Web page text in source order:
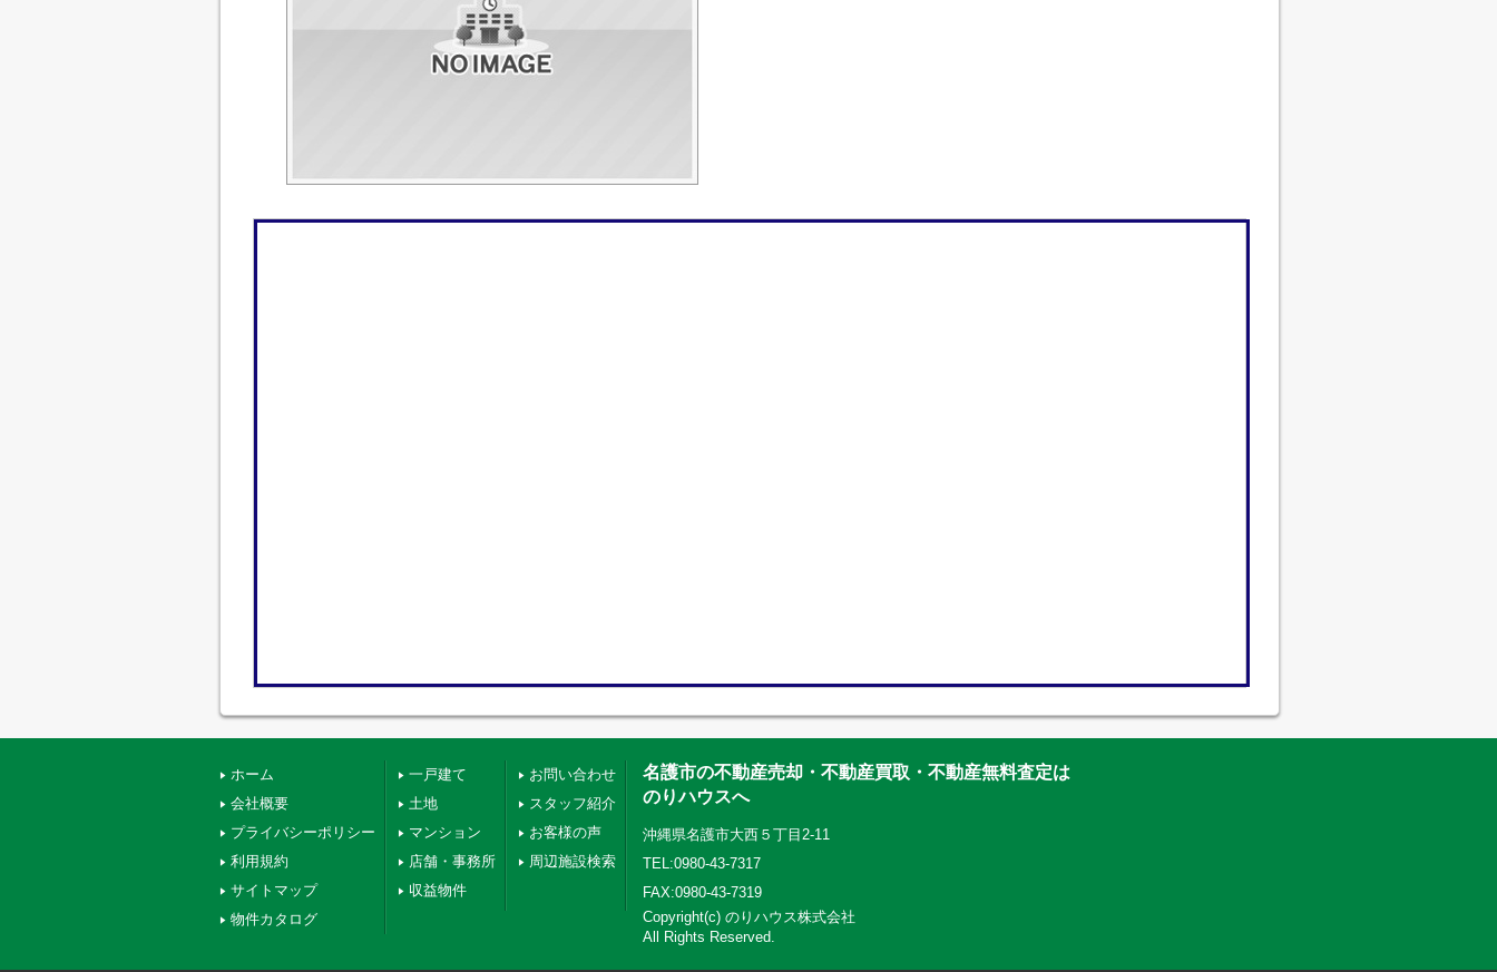
ホーム
会社概要
プライバシーポリシー
利用規約
サイトマップ
物件カタログ
一戸建て
土地
マンション
店舗・事務所
収益物件
お問い合わせ
スタッフ紹介
お客様の声
周辺施設検索
名護市の不動産売却・不動産買取・不動産無料査定は
のりハウスへ
沖縄県名護市大西５丁目2-11
TEL:0980-43-7317
FAX:0980-43-7319
Copyright(c) のりハウス株式会社
All Rights Reserved.